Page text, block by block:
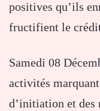
positives qu’ils
fructifient le
Samedi 08
activités
d’initiation et des